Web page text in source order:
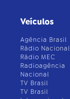
Veículos
Agência Brasil
Rádio Nacional
Rádio MEC
Radioagência
Nacional
TV Brasil
TV Brasil